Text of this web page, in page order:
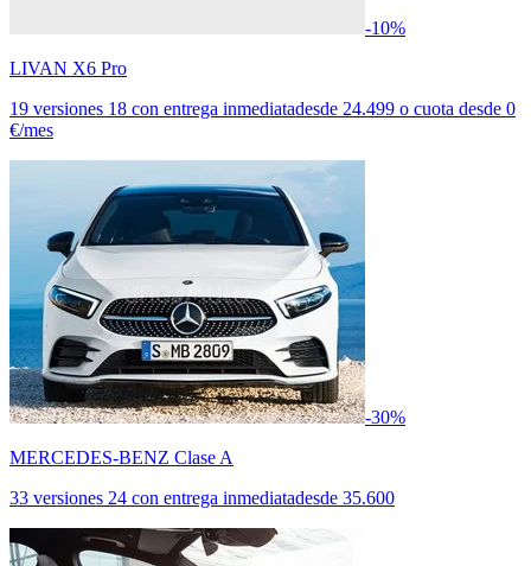
-10%
LIVAN X6 Pro
19 versiones 18 con entrega inmediatadesde 24.499 o cuota desde 0
€/mes
-30%
MERCEDES-BENZ Clase A
33 versiones 24 con entrega inmediatadesde 35.600